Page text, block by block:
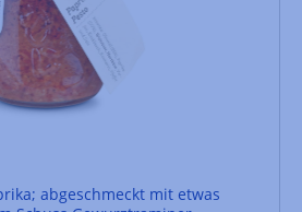
abgeschmeckt mit etwas